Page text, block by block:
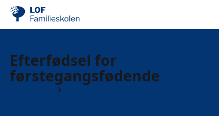
Efterfødsel for
førstegangsfødende